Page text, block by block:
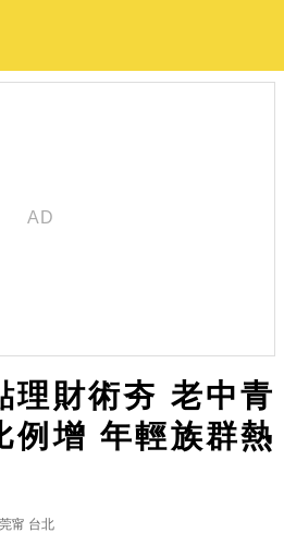
理財術夯 老中青
例增 年輕族群熱
甯 台北